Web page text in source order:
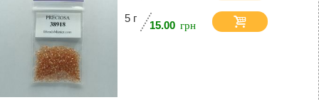
5 г
15.00